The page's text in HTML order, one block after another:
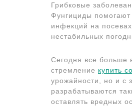
Грибковые
Фунгициды помогают
инфекций на
нестабильных
Сегодня все больше
стремление купить
урожайности, но и с
разрабатываются
оставлять вредных